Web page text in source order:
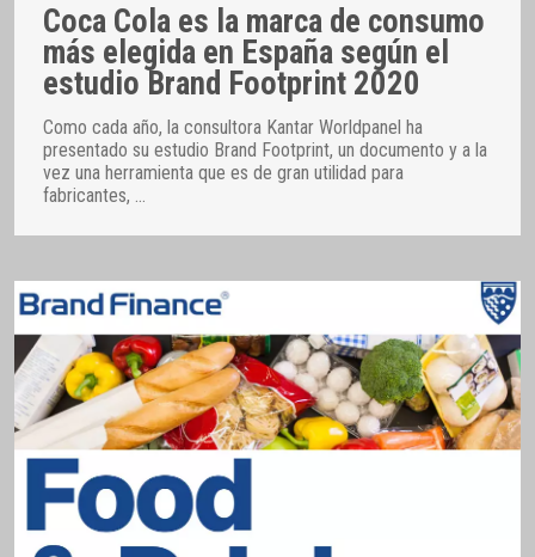
Coca Cola es la marca de consumo
más elegida en España según el
estudio Brand Footprint 2020
Como cada año, la consultora Kantar Worldpanel ha
presentado su estudio Brand Footprint, un documento y a la
vez una herramienta que es de gran utilidad para
fabricantes, …